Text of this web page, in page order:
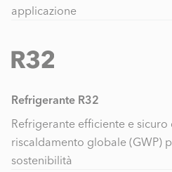
applicazione
Refrigerante R32
Refrigerante efficiente e
riscaldamento globale (GWP)
sostenibilità